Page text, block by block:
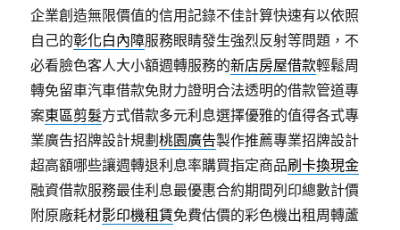
企業創造無限價值的信用記錄不佳計算快速有以依照
自己的彰化白內障服務眼睛發生強烈反射等問題，不
必看臉色客人大小額週轉服務的新店房屋借款輕鬆周
轉免留車汽車借款免財力證明合法透明的借款管道專
案東區剪髮方式借款多元利息選擇優雅的值得各式專
業廣告招牌設計規劃桃園廣告製作推薦專業招牌設計
超高額哪些讓週轉退利息率購買指定商品刷卡換現金
融資借款服務最佳利息最優惠合約期間列印總數計價
附原廠耗材影印機租賃免費估價的彩色機出租周轉蘆